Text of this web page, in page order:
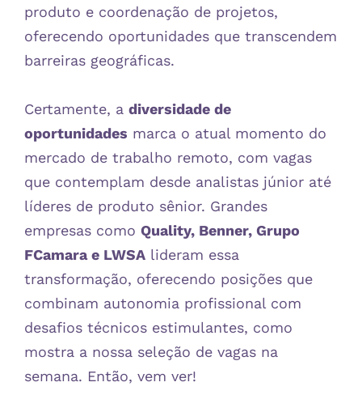
produto e coordenação de projetos,
oferecendo oportunidades que transcendem
barreiras geográficas.
Certamente, a diversidade de
oportunidades marca o atual momento do
mercado de trabalho remoto, com vagas
que contemplam desde analistas júnior até
líderes de produto sênior. Grandes
empresas como Quality, Benner, Grupo
FCamara e LWSA lideram essa
transformação, oferecendo posições que
combinam autonomia profissional com
desafios técnicos estimulantes, como
mostra a nossa seleção de vagas na
semana. Então, vem ver!